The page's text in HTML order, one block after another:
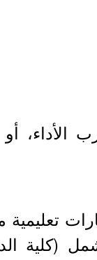
الأداء،
تعليمية
المخرجات، كما تعتزم افتتاح ثلاث